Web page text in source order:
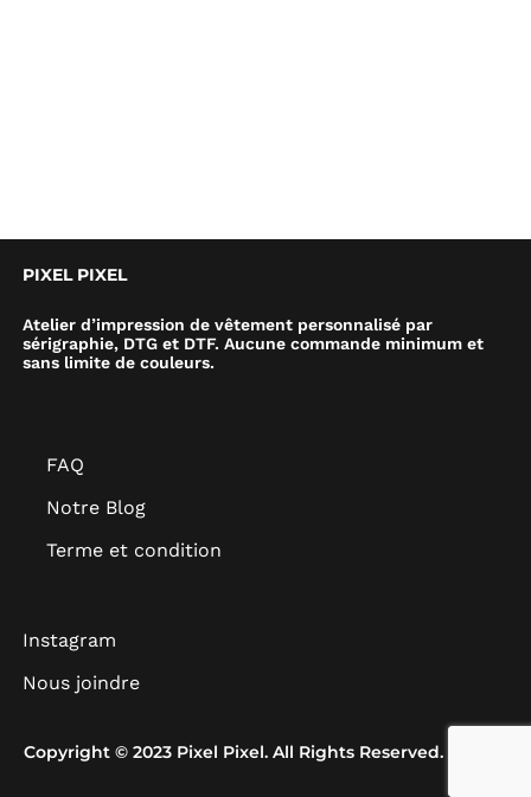
PIXEL PIXEL
Atelier d’impression de vêtement personnalisé par
sérigraphie, DTG et DTF. Aucune commande minimum et
sans limite de couleurs.
FAQ
Notre Blog
Terme et condition
Instagram
Nous joindre
Copyright © 2023 Pixel Pixel. All Rights Reserved.